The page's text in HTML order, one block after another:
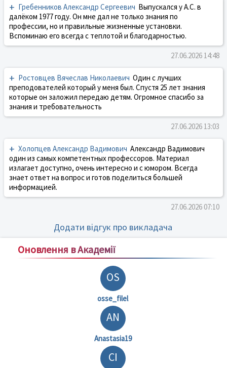
+ Гребенников Александр Сергеевич Выпускался у А.С. в
далёком 1977 году. Он мне дал не только знания по
профессии, но и правильные жизненные установки.
Вспоминаю его всегда с теплотой и благодарностью.
27.06.2026 14:48
+ Ростовцев Вячеслав Николаевич Один с лучших
преподователей который у меня был. Спустя 25 лет знания
которые он заложил передаю детям. Огромное спасибо за
знания и требовательность
27.06.2026 13:03
+ Холопцев Александр Вадимович Александр Вадимович
один из самых компетентных профессоров. Материал
излагает доступно, очень интересно и с юмором. Всегда
знает ответ на вопрос и готов поделиться большей
информацией.
27.06.2026 07:10
Додати відгук про викладача
Оновлення в Академії
OS
osse_filel
AN
Anastasia19
CI